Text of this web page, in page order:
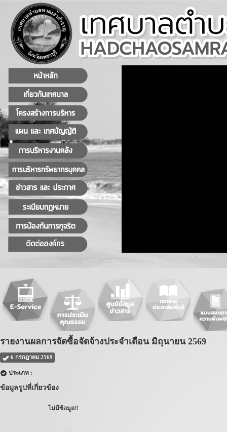
รายงานผลการจัดซื้อจัดจ้างประจำเดือน มิถุนายน 2569
6 กรกฎาคม 2569
ประเภท :
ข้อมูลรูปที่เกี่ยวข้อง
ไม่มีข้อมูล!!